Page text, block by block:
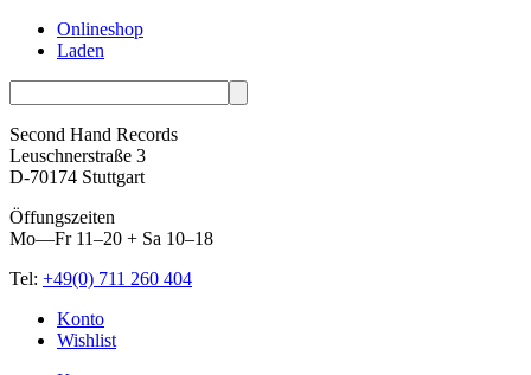
Onlineshop
Laden
Second Hand Records
Leuschnerstraße 3
D-70174 Stuttgart
Öffungszeiten
Mo—Fr 11–20 + Sa 10–18
Tel: +49(0) 711 260 404
Skip
Konto
Wishlist